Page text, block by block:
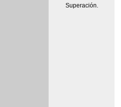
Superación.